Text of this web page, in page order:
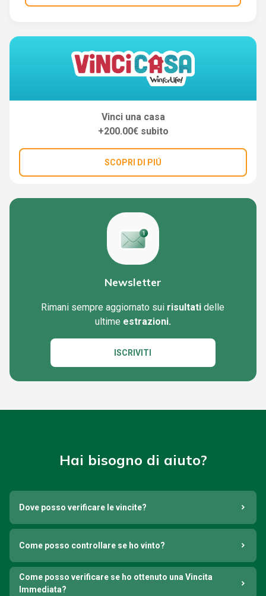
Vinci una casa
+200.00€ subito
SCOPRI DI PIÚ
Newsletter
Rimani sempre aggiornato sui risultati delle
ultime estrazioni.
ISCRIVITI
Hai bisogno di aiuto?
Dove posso verificare le vincite?
Come posso controllare se ho vinto?
Come posso verificare se ho ottenuto una Vincita
Immediata?